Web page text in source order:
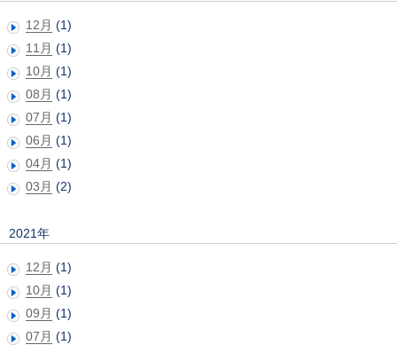
12月 (1)
11月 (1)
10月 (1)
08月 (1)
07月 (1)
06月 (1)
04月 (1)
03月 (2)
2021年
12月 (1)
10月 (1)
09月 (1)
07月 (1)